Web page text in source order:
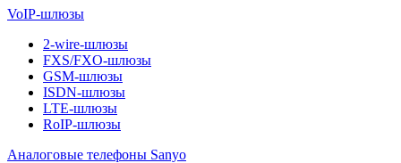
VoIP-шлюзы
2-wire-шлюзы
FXS/FXO-шлюзы
GSM-шлюзы
ISDN-шлюзы
LTE-шлюзы
RoIP-шлюзы
Аналоговые телефоны Sanyo